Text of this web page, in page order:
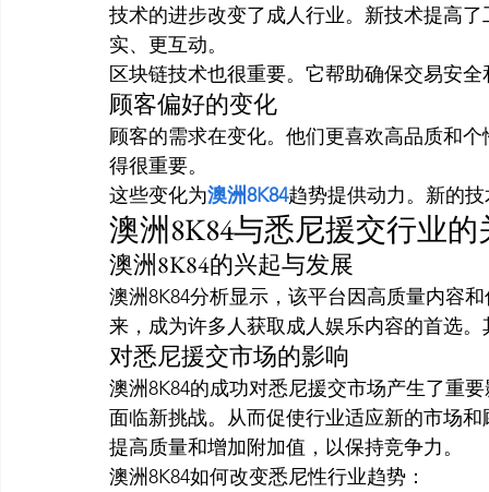
技术的进步改变了成人行业。新技术提高
实、更互动。
区块链技术也很重要。它帮助确保交易安全
顾客偏好的变化
顾客的需求在变化。他们更喜欢高品质和
得很重要。
这些变化为澳洲8K84趋势提供动力。新的
澳洲8K84与悉尼援交行业的
澳洲8K84的兴起与发展
澳洲8K84分析显示，该平台因高质量内容
来，成为许多人获取成人娱乐内容的首选
对悉尼援交市场的影响
澳洲8K84的成功对悉尼援交市场产生了重
面临新挑战。从而促使行业适应新的市场
提高质量和增加附加值，以保持竞争力。
澳洲8K84如何改变悉尼性行业趋势：